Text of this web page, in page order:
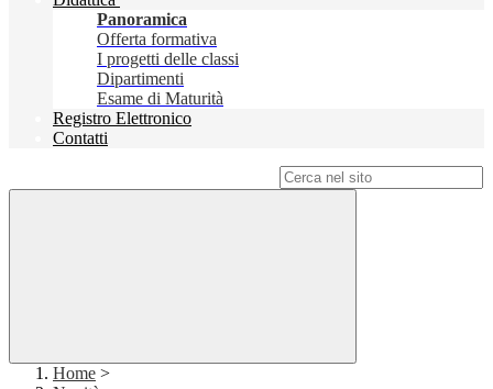
Panoramica
Offerta formativa
I progetti delle classi
Dipartimenti
Esame di Maturità
Registro Elettronico
Contatti
Home >